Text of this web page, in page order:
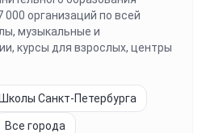
000 организаций по всей
музыкальные и
курсы для взрослых, центры
Школы Санкт-Петербурга
Все города